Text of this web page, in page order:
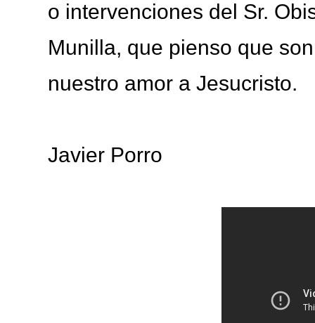
o intervenciones del Sr.
Munilla, que pienso que
nuestro amor a Jesucristo.
Javier Porro